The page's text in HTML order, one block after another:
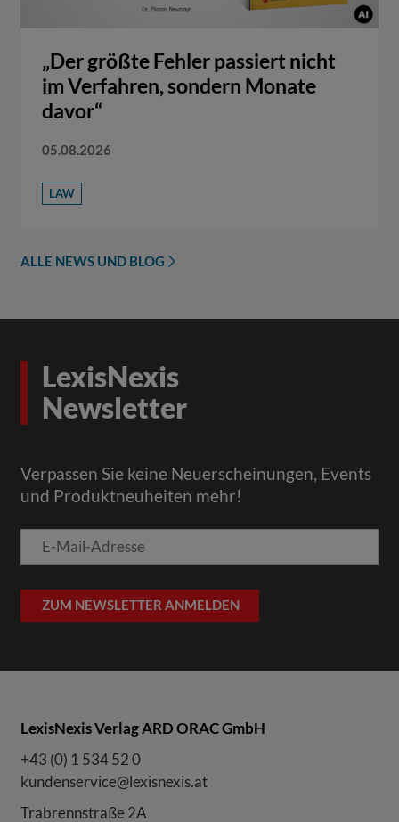
„Der größte Fehler passiert nicht
im Verfahren, sondern Monate
davor“
05.08.2026
LAW
ALLE NEWS UND BLOG
LexisNexis
Newsletter
Verpassen Sie keine Neuerscheinungen, Events
und Produktneuheiten mehr!
E-
Mail-
Adresse
ZUM NEWSLETTER ANMELDEN
LexisNexis Verlag ARD ORAC GmbH
+43 (0) 1 534 52 0
kundenservice@lexisnexis.at
Trabrennstraße 2A